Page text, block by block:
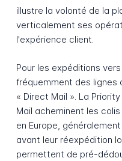
illustre la volonté de la
verticalement ses
l'expérience client.
Pour les expéditions
fréquemment des lignes
« Direct Mail ». La
Mail acheminent les
en Europe,
avant leur réexpédition
permettent de pré-